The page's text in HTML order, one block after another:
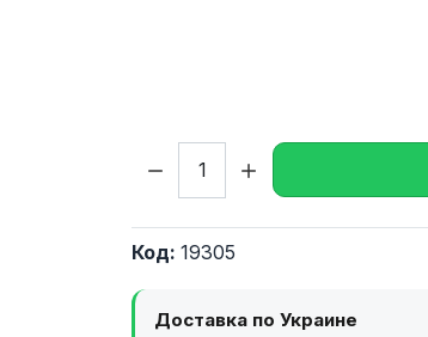
Код: 19305
Доставка по Украине